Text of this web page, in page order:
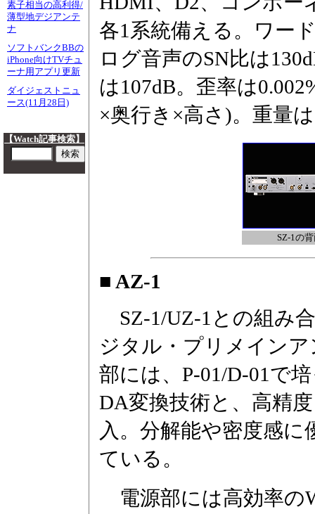
素子相当の高利得/
薄型地デジアンテ
ナ
ソフトバンクBBの
iPhone向けTVチュ
ーナ用アプリ更新
ダイジェストニュ
ース(11月28日)
【Watch記事検索】
各1系統備える。ワー
ログ音声のSN比は
は107dB。歪率は
×奥行き×高さ)。重量
SZ-1の
■ AZ-1
SZ-1/UZ-1との組み
ジタル・プリメイン
部には、P-01/D-01で
DA変換技術と、高精
入。分解能や密度感
ている。
電源部には高効率の